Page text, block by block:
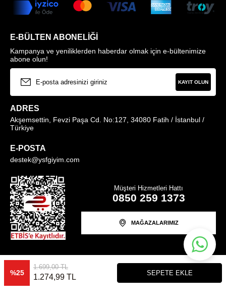
%25
1.699,00TL
1.274,99 TL SEPETE EKLE
E-BÜLTEN ABONELIĞI
Kampanya ve yeniliklerden haberdar olmak için e-bültenimize
abone olun!
KAYIT OLUN
ADRES
Akşemsettin, Fevzi Paşa Cd. No:127, 34080 Fatih / İstanbul /
Türkiye
E-POSTA
destek@ysfgiyim.com
Müşteri Hizmetleri Hattı
0850 259 1373
MAĞAZALARIMIZ
© ysfgiyim.com | Tüm Hakları Saklıdır.